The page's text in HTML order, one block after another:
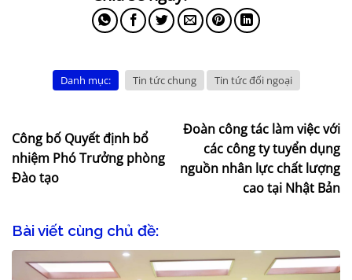
Danh mục: Tin tức chung Tin tức đối ngoại
Công bố Quyết định bổ
nhiệm Phó Trưởng phòng
Đào tạo
Đoàn công tác làm việc với
các công ty tuyển dụng
nguồn nhân lực chất lượng
cao tại Nhật Bản
Bài viết cùng chủ đề: